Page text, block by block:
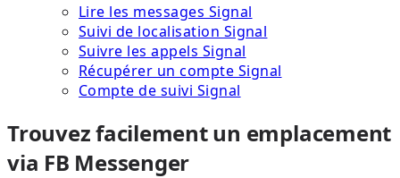
Lire les messages Signal
Suivi de localisation Signal
Suivre les appels Signal
Récupérer un compte Signal
Compte de suivi Signal
Trouvez facilement un emplacement
via FB Messenger